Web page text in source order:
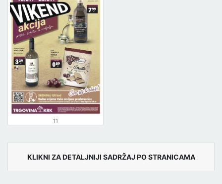
11
KLIKNI ZA DETALJNIJI SADRŽAJ PO STRANICAMA